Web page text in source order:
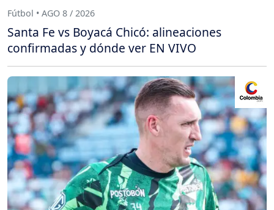
Fútbol • AGO 8 / 2026
Santa Fe vs Boyacá Chicó: alineaciones
confirmadas y dónde ver EN VIVO